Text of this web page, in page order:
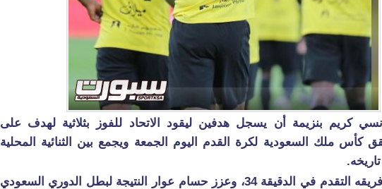
كريم بنزيمة أن يسجل هدفين ليقود الاتحاد للفوز بثلاثية لهدف على
كأس ملك السعودية لكرة القدم اليوم الجمعة ويجمع بين الثنائية المحلية
بنزيمة أهدى فريقه التقدم في الدقيقة 34، وعزز حسام عوار النتيجة لبطل الدوري السعودي